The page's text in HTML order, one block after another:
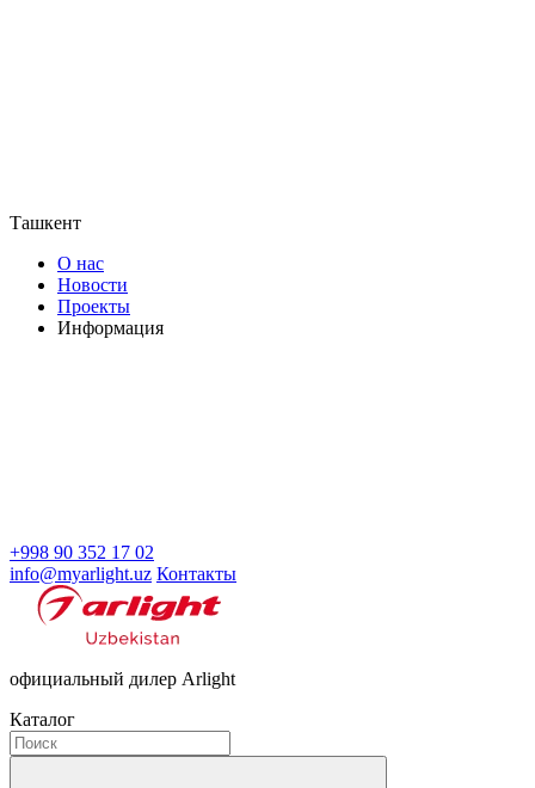
Ташкент
О нас
Новости
Проекты
Информация
+998 90 352 17 02
info@myarlight.uz Контакты
официальный дилер Arlight
Каталог